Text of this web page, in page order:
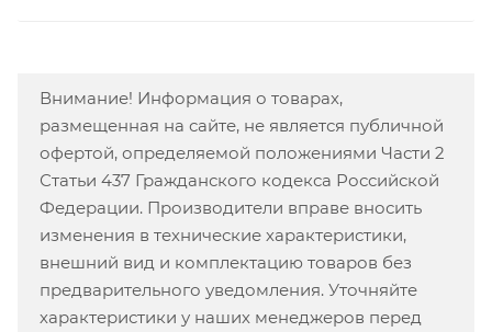
Внимание! Информация о товарах,
размещенная на сайте, не является публичной
офертой, определяемой положениями Части 2
Статьи 437 Гражданского кодекса Российской
Федерации. Производители вправе вносить
изменения в технические характеристики,
внешний вид и комплектацию товаров без
предварительного уведомления. Уточняйте
характеристики у наших менеджеров перед